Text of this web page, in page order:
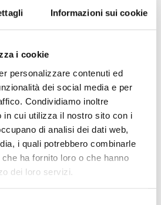
Informazioni sui cookie
i cookie
personalizzare contenuti ed
dei social media e per
Condividiamo inoltre
in cui utilizza il nostro sito con i
di analisi dei dati web,
i quali potrebbero combinarle
ha fornito loro o che hanno
dei loro servizi.
progetti la cui
sia compresa tra
nel caso di candidature
progetti della prima e/o
essere presentata una
sino ad un massimo di350.000
e documenti